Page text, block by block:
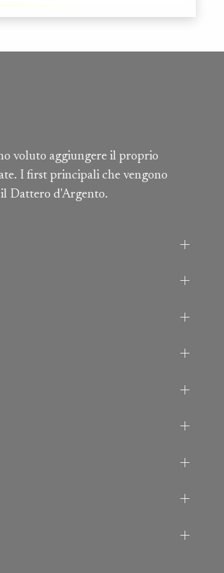
voluto aggiungere il proprio
I first principali che vengono
Dattero d'Argento.